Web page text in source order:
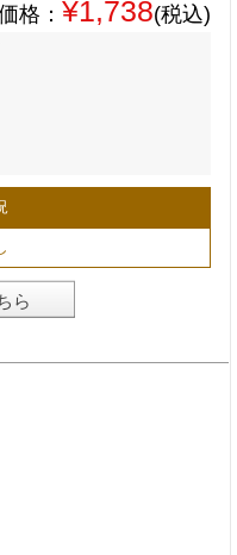
格： ¥1,738(税込)
ら